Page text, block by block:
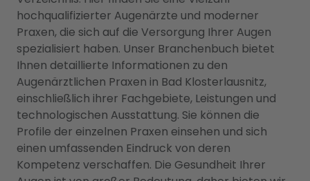
hochqualifizierter Augenärzte und moderner
Praxen, die sich auf die Versorgung Ihrer Augen
spezialisiert haben. Unser Branchenbuch bietet
Ihnen detaillierte Informationen zu den
Augenärztlichen Praxen in Bad Klosterlausnitz,
einschließlich ihrer Fachgebiete, Leistungen und
technologischen Ausstattung. Sie können die
Profile der einzelnen Praxen einsehen und sich
einen umfassenden Eindruck von deren
Kompetenz verschaffen. Die Gesundheit Ihrer